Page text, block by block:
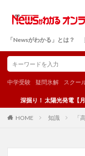
「Newsがわかる」とは？
中学受験 疑問氷解 スクー
り！ 太陽光発電【月刊News
HOME 知識 「